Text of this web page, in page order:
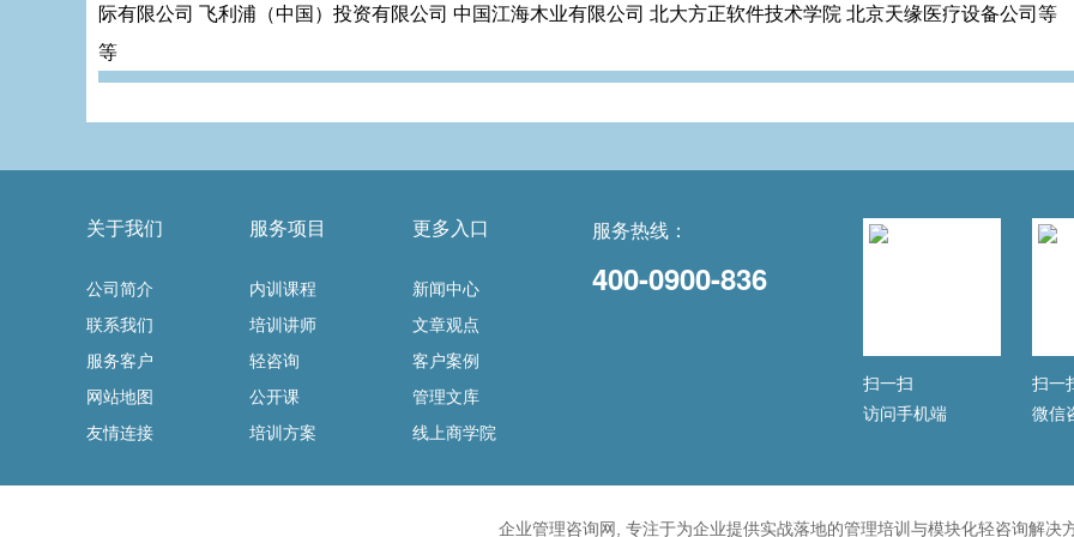
际有限公司 飞利浦（中国）投资有限公司 中国江海木业有限公司 北大方正软件技术学院 北京天缘医疗设备公司等
等
关于我们
公司简介
联系我们
服务客户
网站地图
友情连接
服务项目
内训课程
培训讲师
轻咨询
公开课
培训方案
更多入口
新闻中心
文章观点
客户案例
管理文库
线上商学院
服务热线：
400-0900-836
扫一扫
访问手机端
扫一
微信
企业管理咨询网, 专注于为企业提供实战落地的管理培训与模块化轻咨询解决